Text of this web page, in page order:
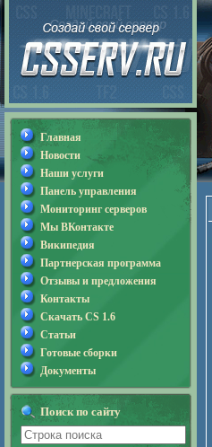
Главная
Новости
Наши услуги
Панель управления
Мониторинг серверов
Мы ВКонтакте
Википедия
Партнерская программа
Отзывы и предложения
Контакты
Скачать CS 1.6
Статьи
Готовые сборки
Документы
Поиск по сайту